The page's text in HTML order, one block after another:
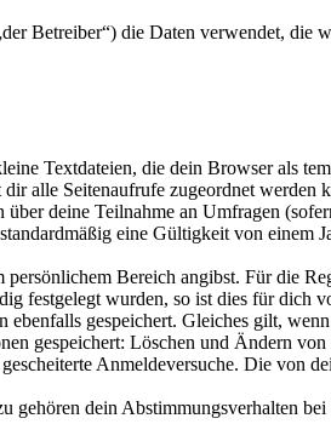
Betreiber“) die Daten verwendet, die
Textdateien, die dein Browser als
alle Seitenaufrufe zugeordnet werden
deine Teilnahme an Umfragen
eine Gültigkeit von einem
Bereich angibst. Für die
festgelegt wurden, so ist dies für dich
gespeichert. Gleiches gilt,
gespeichert: Löschen und Ändern
Anmeldeversuche. Die von
dein Abstimmungsverhalten